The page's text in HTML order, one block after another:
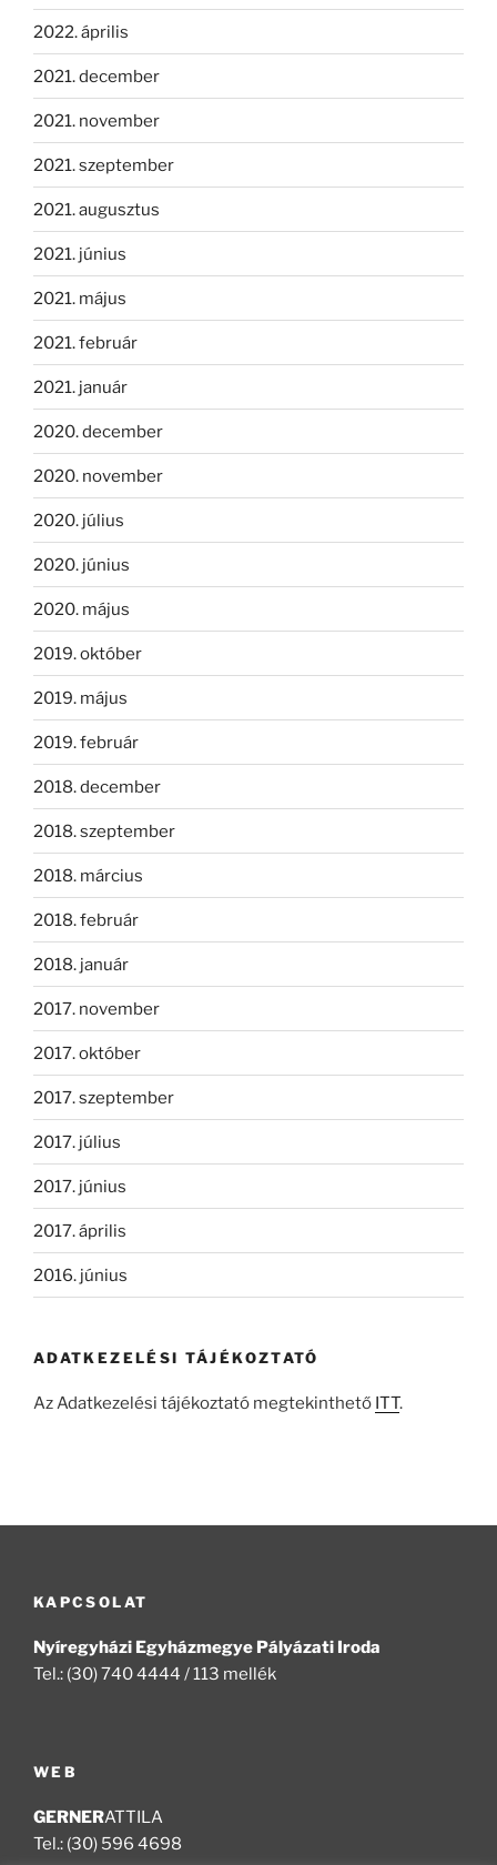
2022. április
2021. december
2021. november
2021. szeptember
2021. augusztus
2021. június
2021. május
2021. február
2021. január
2020. december
2020. november
2020. július
2020. június
2020. május
2019. október
2019. május
2019. február
2018. december
2018. szeptember
2018. március
2018. február
2018. január
2017. november
2017. október
2017. szeptember
2017. július
2017. június
2017. április
2016. június
ADATKEZELÉSI TÁJÉKOZTATÓ
Az Adatkezelési tájékoztató megtekinthető ITT.
KAPCSOLAT
Nyíregyházi Egyházmegye Pályázati Iroda
Tel.: (30) 740 4444 / 113 mellék
WEB
GERNERATTILA
Tel.: (30) 596 4698